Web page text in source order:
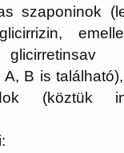
szaponinok
A, B is
(köztük